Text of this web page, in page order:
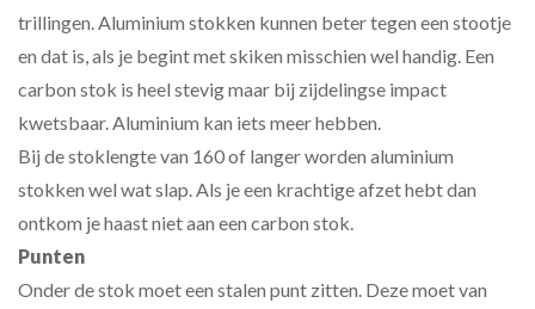
trillingen. Aluminium stokken kunnen beter tegen een stootje
en dat is, als je begint met skiken misschien wel handig. Een
carbon stok is heel stevig maar bij zijdelingse impact
kwetsbaar. Aluminium kan iets meer hebben.
Bij de stoklengte van 160 of langer worden aluminium
stokken wel wat slap. Als je een krachtige afzet hebt dan
ontkom je haast niet aan een carbon stok.
Punten
Onder de stok moet een stalen punt zitten. Deze moet van